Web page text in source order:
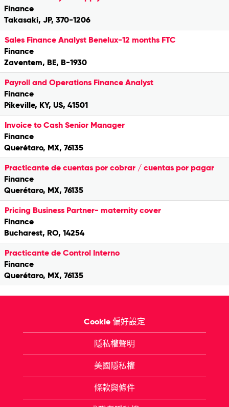
Finance
Takasaki, JP, 370-1206
Sales Finance Analyst Benelux-12 months FTC
Finance
Zaventem, BE, B-1930
Payroll and Operations Finance Analyst
Finance
Pikeville, KY, US, 41501
Invoice to Cash Senior Manager
Finance
Querétaro, MX, 76135
Practicante de cuentas por cobrar / cuentas por pagar
Finance
Querétaro, MX, 76135
Pricing Business Partner- maternity cover
Finance
Bucharest, RO, 14254
Practicante de Control Interno
Finance
Querétaro, MX, 76135
Cookie 偏好設定
隱私權聲明
美國隱私權
條款與條件